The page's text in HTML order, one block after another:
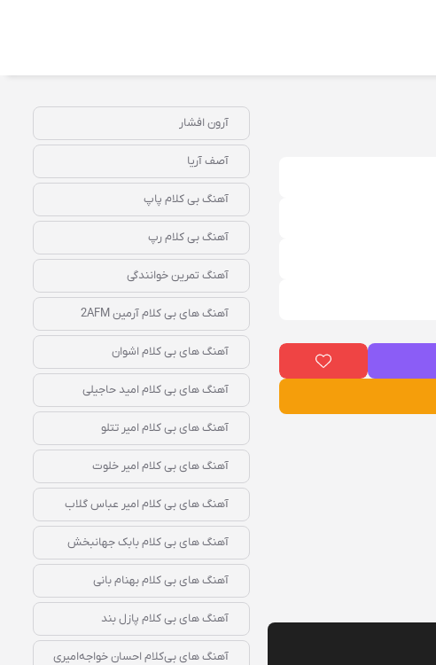
آرون افشار
آصف آریا
آهنگ بی کلام پاپ
آهنگ بی کلام رپ
آهنگ تمرین خوانندگی
آهنگ‌ های بی‌ کلام آرمین 2AFM
آهنگ‌ های بی‌ کلام اشوان
آهنگ‌ های بی‌ کلام امید حاجیلی
آهنگ‌ های بی‌ کلام امیر تتلو
آهنگ‌ های بی‌ کلام امیر خلوت
آهنگ‌ های بی‌ کلام امیر عباس گلاب
آهنگ‌ های بی‌ کلام بابک جهانبخش
آهنگ‌ های بی‌ کلام بهنام بانی
آهنگ‌ های بی‌ کلام پازل بند
آهنگ‌ های بی‌کلام احسان خواجه‌امیری